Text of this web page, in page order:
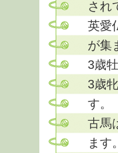
され
英愛
が集
3歳
3歳
す。
古馬
ます。